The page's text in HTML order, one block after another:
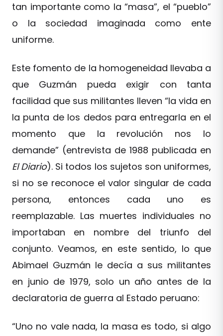
tan importante como la “masa”, el “pueblo”
o la sociedad imaginada como ente
uniforme.
Este fomento de la homogeneidad llevaba a
que Guzmán pueda exigir con tanta
facilidad que sus militantes lleven “la vida en
la punta de los dedos para entregarla en el
momento que la revolución nos lo
demande” (entrevista de 1988 publicada en
El Diario). Si todos los sujetos son uniformes,
si no se reconoce el valor singular de cada
persona, entonces cada uno es
reemplazable. Las muertes individuales no
importaban en nombre del triunfo del
conjunto. Veamos, en este sentido, lo que
Abimael Guzmán le decía a sus militantes
en junio de 1979, solo un año antes de la
declaratoria de guerra al Estado peruano:
“Uno no vale nada, la masa es todo, si algo